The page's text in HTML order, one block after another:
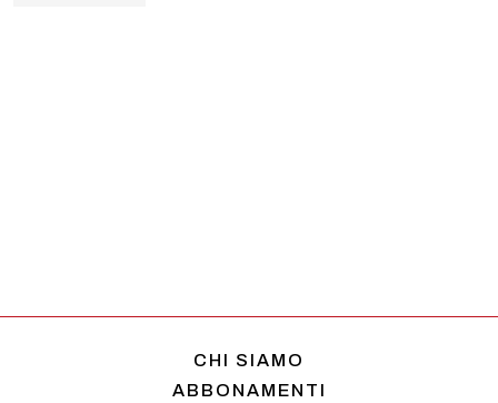
CHI SIAMO
ABBONAMENTI